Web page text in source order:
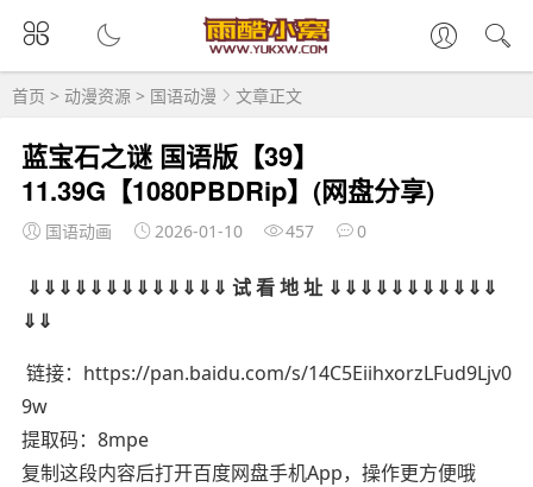
首页 > 动漫资源 > 国语动漫 文章正文
蓝宝石之谜 国语版【39】
11.39G【1080PBDRip】(网盘分享)
国语动画 2026-01-10 457 0
⇓⇓⇓⇓⇓⇓⇓⇓⇓⇓⇓⇓⇓ 试 看 地 址 ⇓⇓⇓⇓⇓⇓⇓⇓⇓⇓⇓
⇓⇓
链接：https://pan.baidu.com/s/14C5EiihxorzLFud9Ljv0
9w
提取码：8mpe
复制这段内容后打开百度网盘手机App，操作更方便哦